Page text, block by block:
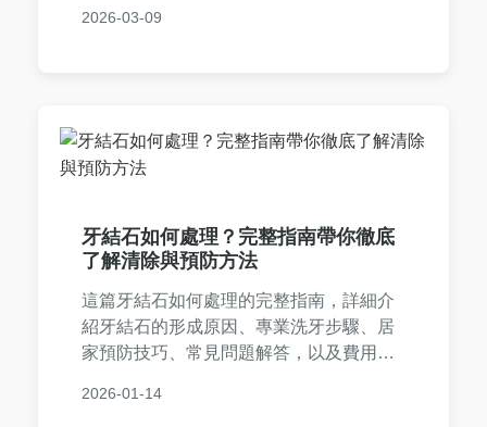
您全面了解腎結石，維護腎臟健康。內容
2026-03-09
牙結石如何處理？完整指南帶你徹底
了解清除與預防方法
這篇牙結石如何處理的完整指南，詳細介
紹牙結石的形成原因、專業洗牙步驟、居
家預防技巧、常見問題解答，以及費用和
業幫助，這裡都有實用資訊，幫助您維護
2026-01-14